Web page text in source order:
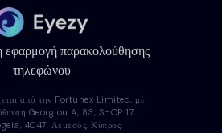
εφαρμογή παρακολούθησης
τηλεφώνου
από την Fortunex Limited, με
Georgiou A, 83, SHOP 17,
4047, Λεμεσός, Κύπρος.